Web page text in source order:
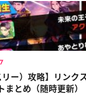
リー）攻略】リンク
まとめ（随時更新）